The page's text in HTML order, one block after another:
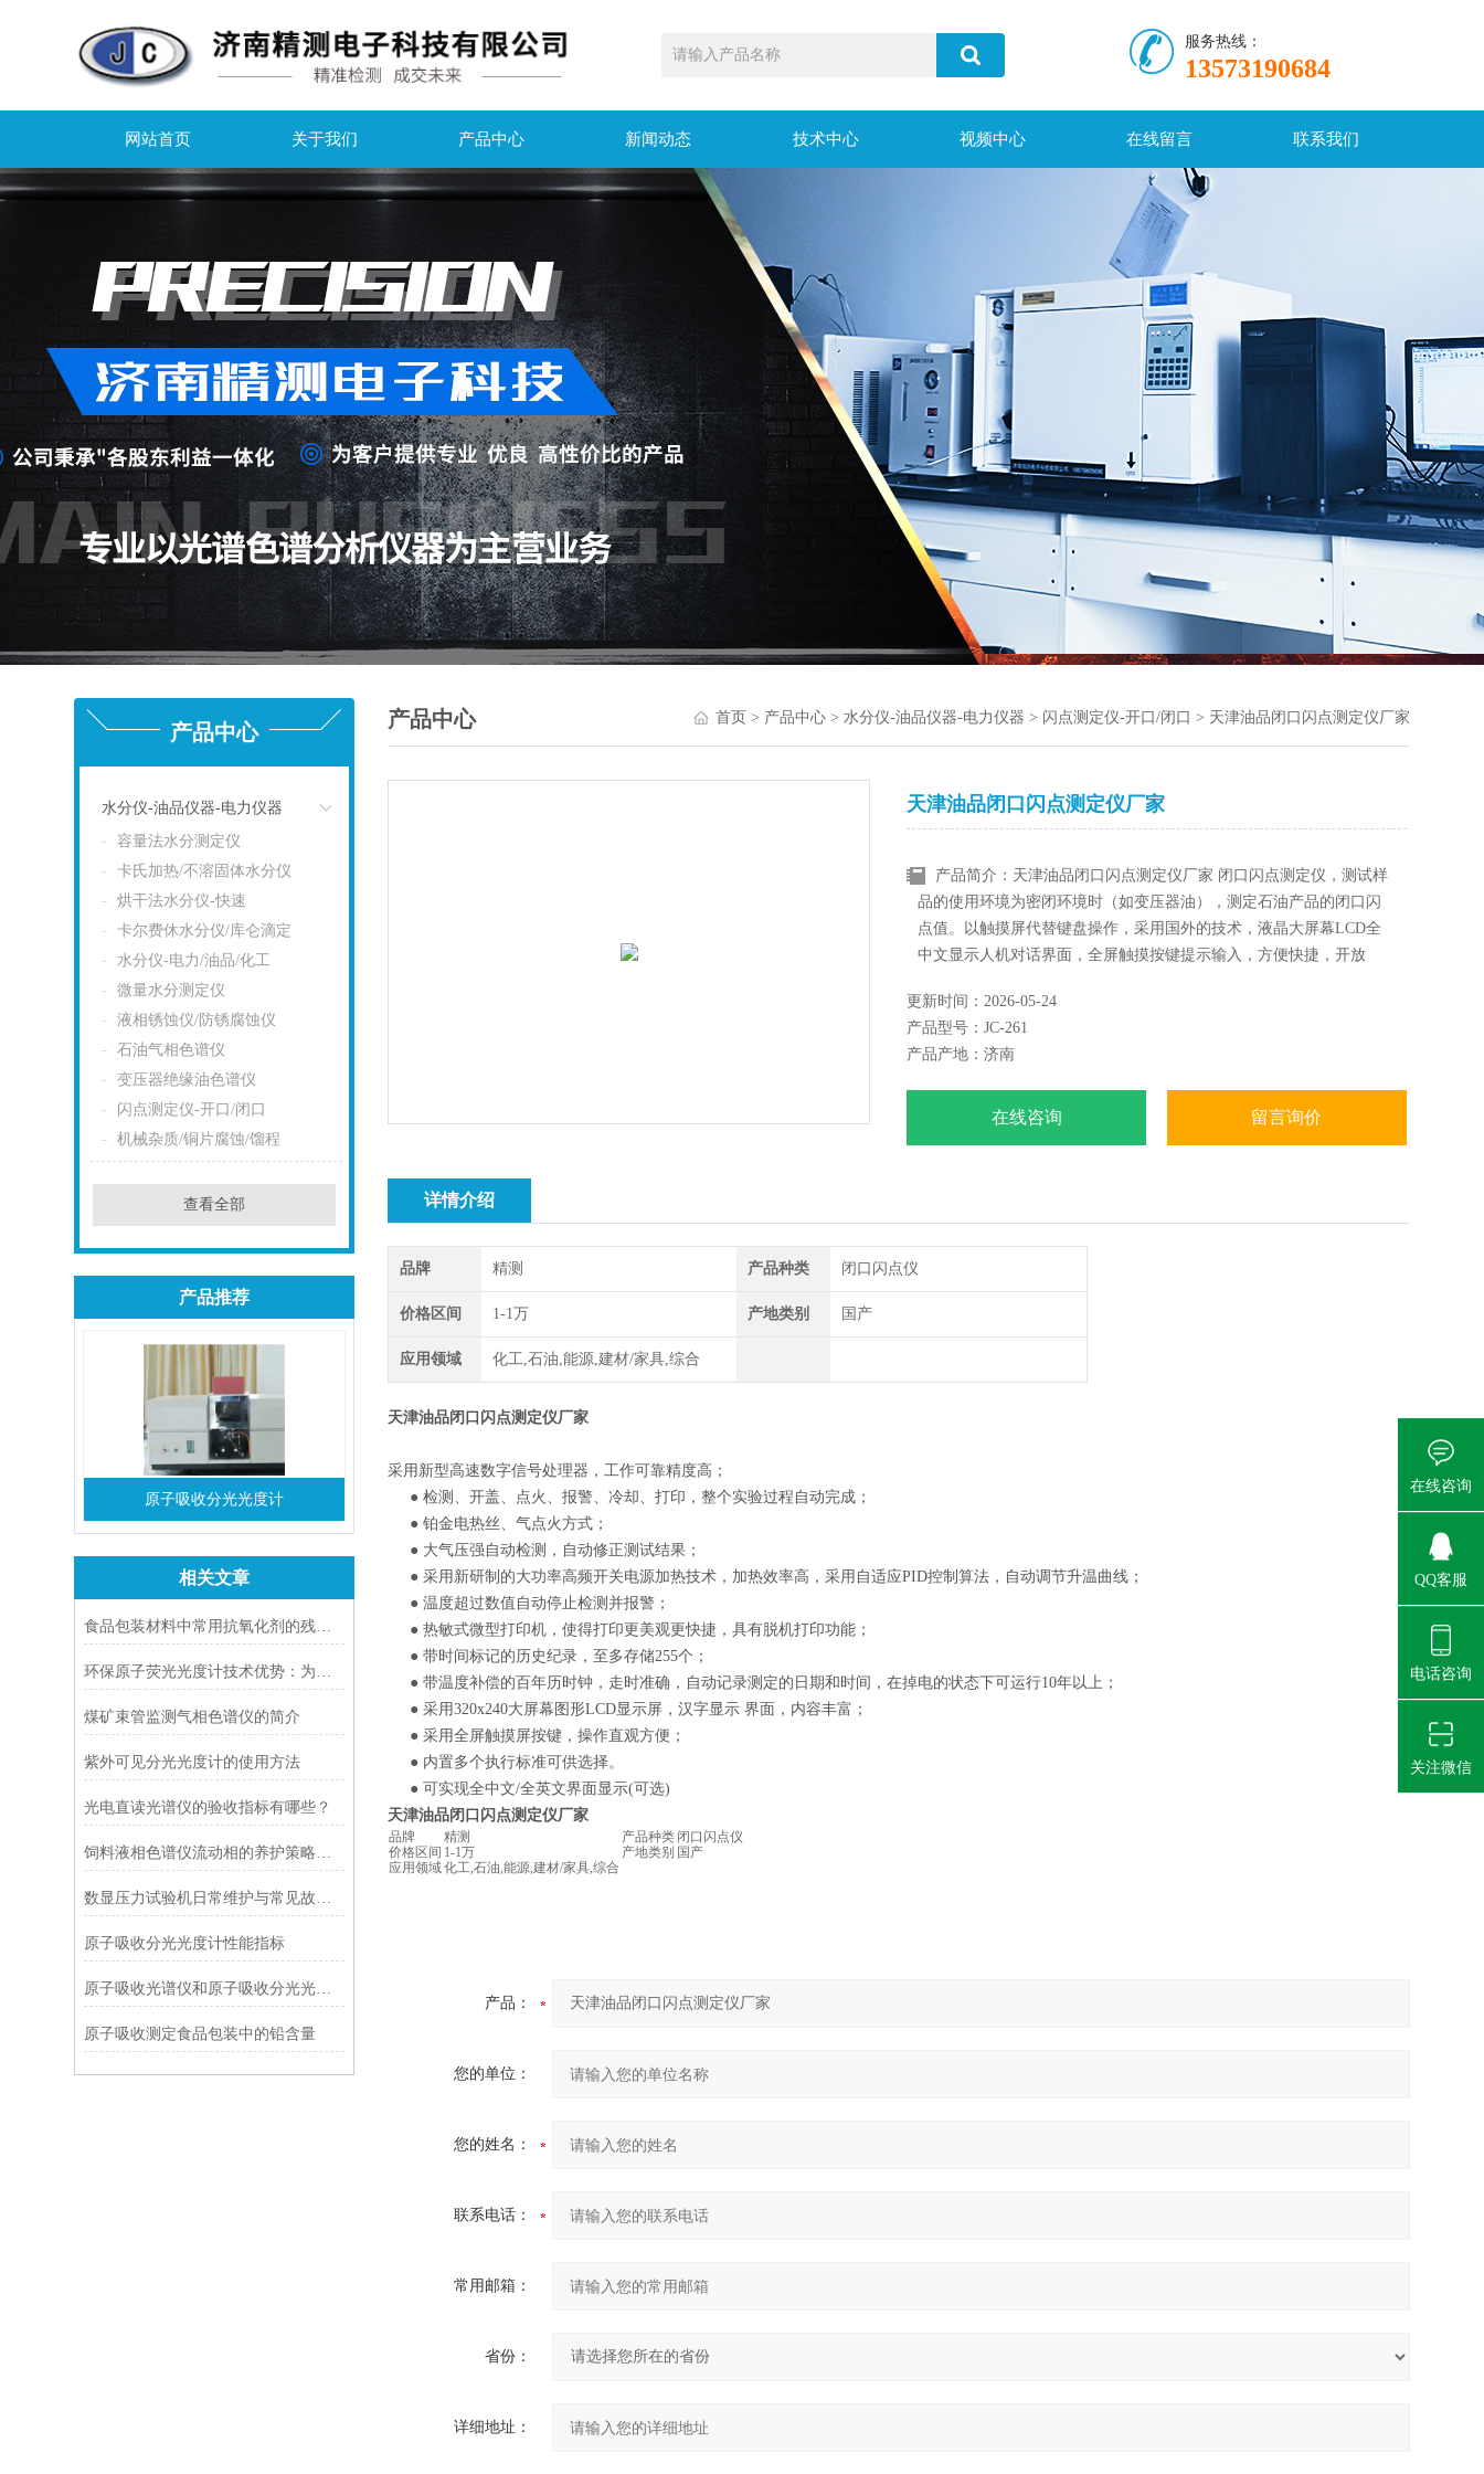
服务热线：
13573190684
网站首页 关于我们 产品中心 新闻动态 技术中心 视频中心 在线留言 联系我们
产品中心
水分仪-油品仪器-电力仪器
容量法水分测定仪
卡氏加热/不溶固体水分仪
烘干法水分仪-快速
卡尔费休水分仪/库仑滴定
水分仪-电力/油品/化工
微量水分测定仪
液相锈蚀仪/防锈腐蚀仪
石油气相色谱仪
变压器绝缘油色谱仪
闪点测定仪-开口/闭口
机械杂质/铜片腐蚀/馏程
查看全部
产品推荐
原子吸收分光光度计
相关文章
食品包装材料中常用抗氧化剂的残留量检测
环保原子荧光光度计技术优势：为何适合环保监测?
煤矿束管监测气相色谱仪的简介
紫外可见分光光度计的使用方法
光电直读光谱仪的验收指标有哪些？
饲料液相色谱仪流动相的养护策略分享
数显压力试验机日常维护与常见故障排除
原子吸收分光光度计性能指标
原子吸收光谱仪和原子吸收分光光度计的三个不同点
原子吸收测定食品包装中的铅含量
产品中心 首页 > 产品中心> 水分仪-油品仪器-电力仪器 > 闪点测定仪-开口/闭口 > 天津油品闭口闪点测定仪厂家
天津油品闭口闪点测定仪厂家
产品简介：天津油品闭口闪点测定仪厂家 闭口闪点测定仪，测试样
品的使用环境为密闭环境时（如变压器油），测定石油产品的闭口闪
点值。以触摸屏代替键盘操作，采用国外的技术，液晶大屏幕LCD全
中文显示人机对话界面，全屏触摸按键提示输入，方便快捷，开放
准。是理想的进口仪器替代产品。广泛应用于铁路，航空，电力，石
油行业及科研部门等。
更新时间：2026-05-24
产品型号：JC-261
产品产地：济南
在线咨询 留言询价
详情介绍
品牌 精测 产品种类 闭口闪点仪
价格区间 1-1万 产地类别 国产
应用领域 化工,石油,能源,建材/家具,综合
天津油品闭口闪点测定仪厂家
采用新型高速数字信号处理器，工作可靠精度高；
● 检测、开盖、点火、报警、冷却、打印，整个实验过程自动完成；
● 铂金电热丝、气点火方式；
● 大气压强自动检测，自动修正测试结果；
● 采用新研制的大功率高频开关电源加热技术，加热效率高，采用自适应PID控制算法，自动调节升温曲线；
● 温度超过数值自动停止检测并报警；
● 热敏式微型打印机，使得打印更美观更快捷，具有脱机打印功能；
● 带时间标记的历史纪录，至多存储255个；
● 带温度补偿的百年历时钟，走时准确，自动记录测定的日期和时间，在掉电的状态下可运行10年以上；
● 采用320x240大屏幕图形LCD显示屏，汉字显示 界面，内容丰富；
● 采用全屏触摸屏按键，操作直观方便；
● 内置多个执行标准可供选择。
● 可实现全中文/全英文界面显示(可选)
天津油品闭口闪点测定仪厂家
品牌 精测 产品种类 闭口闪点仪
价格区间 1-1万 产地类别 国产
应用领域化工,石油,能源,建材/家具,综合
产品：
您的单位：
您的姓名：
联系电话：
常用邮箱：
省份：
详细地址：
在线咨询
QQ客服
电话咨询
关注微信